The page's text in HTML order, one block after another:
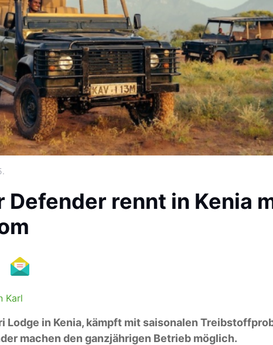
Defender rennt in Kenia
Karl
Lodge in Kenia, kämpft mit saisonalen
machen den ganzjährigen Betrieb möglich.